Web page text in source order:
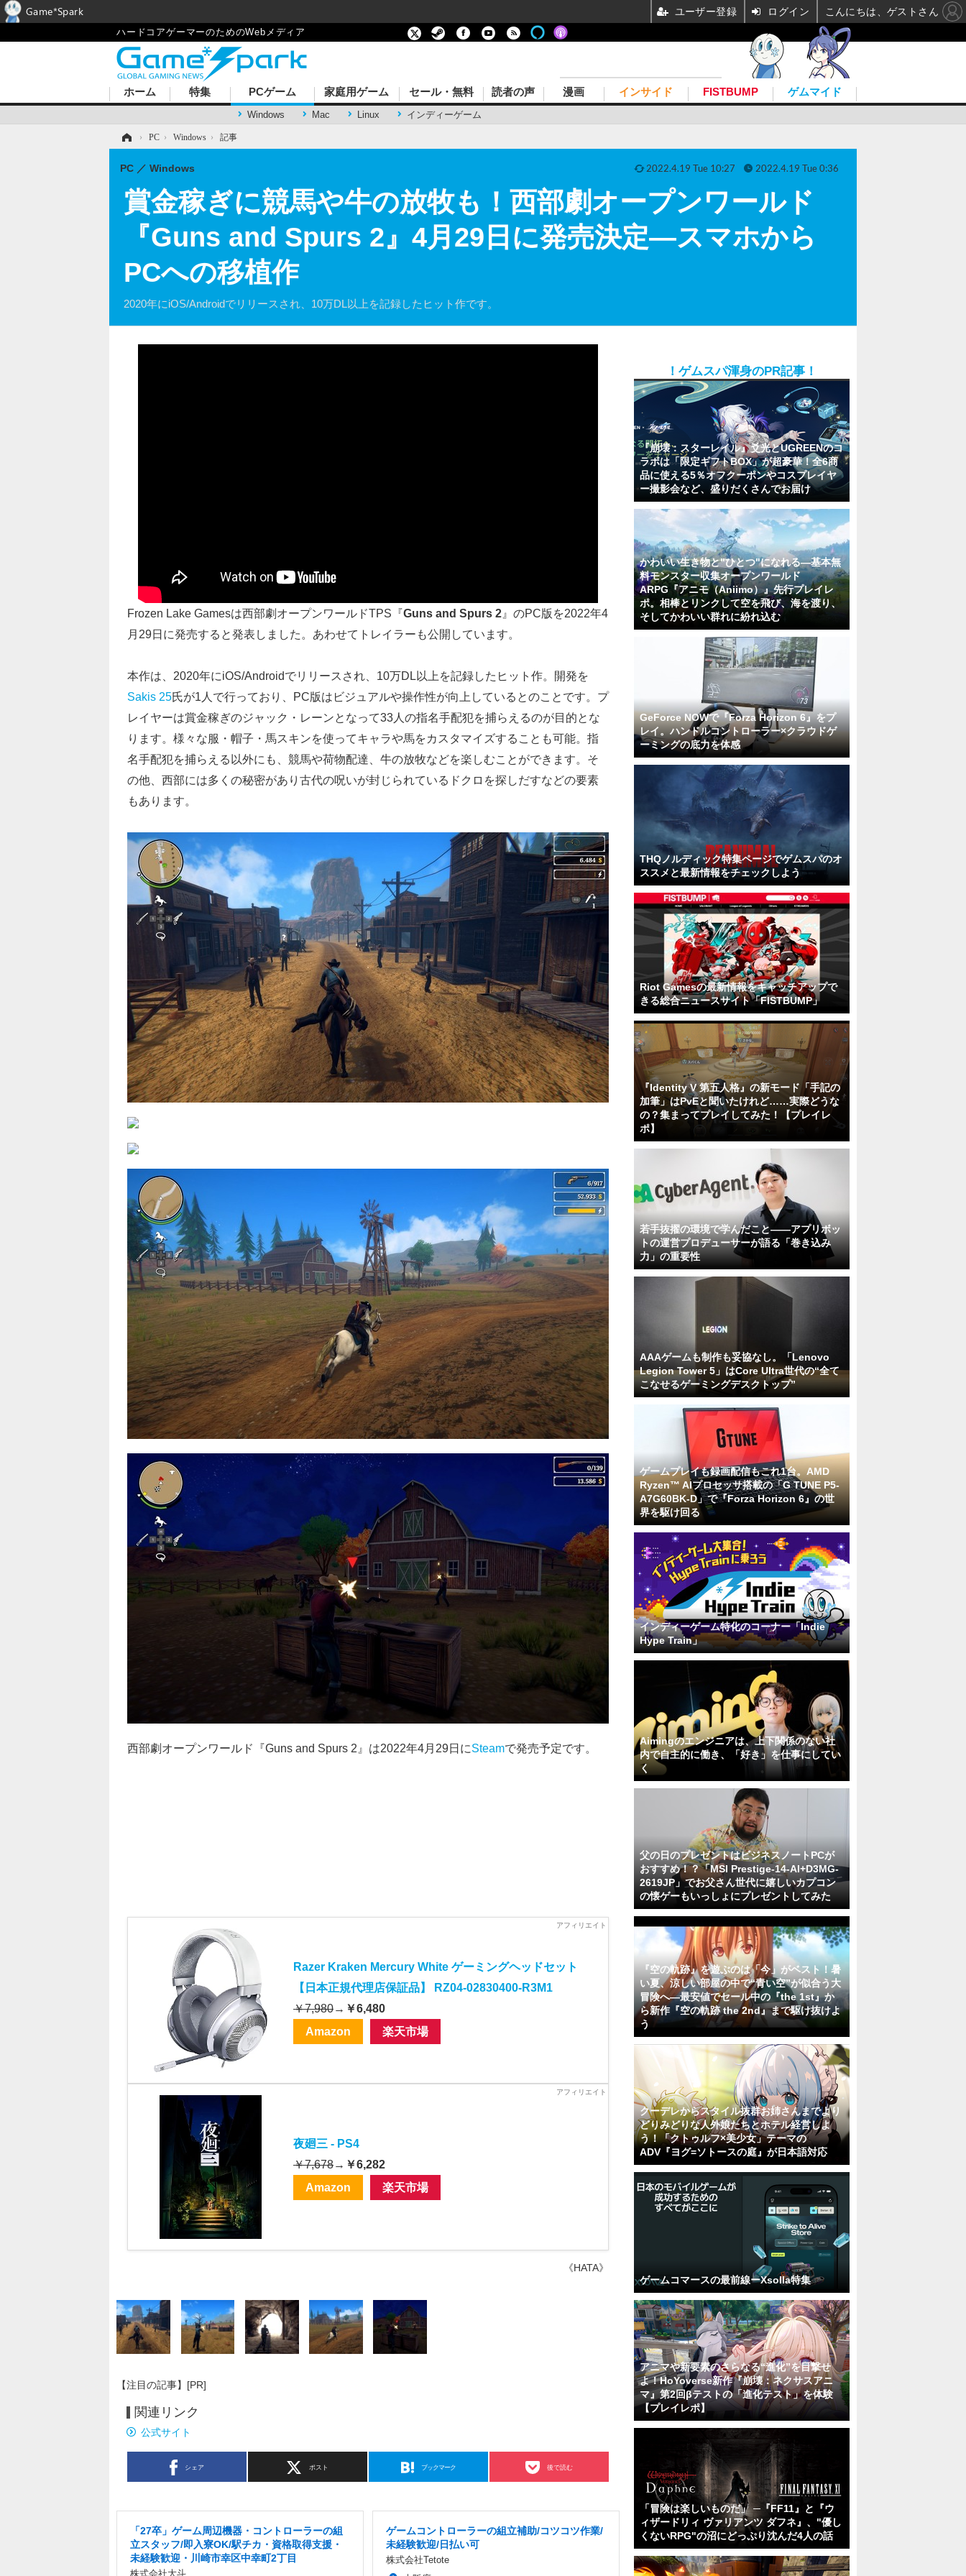
ハードコアゲーマーのためのWebメディア
ホーム 特集 PCゲーム
Windows Mac Linux インディーゲーム
家庭用ゲーム セール・無料 読者の声 漫画 インサイド FISTBUMP ゲムマイド
› PC › Windows › 記事
賞金稼ぎに競馬や牛の放牧も！西部劇オープンワールド
『Guns and Spurs 2』4月29日に発売決定―スマホから
PCへの移植作
2020年にiOS/Androidでリリースされ、10万DL以上を記録したヒット作です。
PC Windows 2022.4.19 Tue 10:27 2022.4.19 Tue 0:36
Frozen Lake Gamesは西部劇オープンワールドTPS『Guns and Spurs 2 』のPC版を2022年4
月29日に発売すると発表しました。あわせてトレイラーも公開しています。
本作は、2020年にiOS/Androidでリリースされ、10万DL以上を記録したヒット作。開発を
Sakis 25氏が1人で行っており、PC版はビジュアルや操作性が向上しているとのことです。プ
レイヤーは賞金稼ぎのジャック・レーンとなって33人の指名手配犯を捕らえるのが目的とな
ります。様々な服・帽子・馬スキンを使ってキャラや馬をカスタマイズすることも可能。指
名手配犯を捕らえる以外にも、競馬や荷物配達、牛の放牧などを楽しむことができます。そ
の他、西部には多くの秘密があり古代の呪いが封じられているドクロを探しだすなどの要素
もあります。
西部劇オープンワールド『Guns and Spurs 2』は2022年4月29日にSteamで発売予定です。
Razer Kraken Mercury White ゲーミングヘッドセット
【日本正規代理店保証品】 RZ04-02830400-R3M1
￥7,980→ ￥6,480
Amazon
楽天市場
夜廻三 - PS4
￥7,678→ ￥6,282
Amazon
楽天市場
《HATA》
【注目の記事】[PR]
関連リンク
公式サイト
シェア ポスト ブックマーク 後で読む
「27卒」ゲーム周辺機器・コントローラーの組
立スタッフ/即入寮OK/駅チカ・資格取得支援・
未経験歓迎・川崎市幸区中幸町2丁目
株式会社大斗
ゲームコントローラーの組立補助/コツコツ作業/
未経験歓迎/日払い可
株式会社Tetote
！ゲムスパ渾身のPR記事！
『崩壊：スターレイル』爻光とUGREENのコ
ラボは「限定ギフトBOX」が超豪華！全6商
品に使える5％オフクーポンやコスプレイヤ
ー撮影会など、盛りだくさんでお届け
かわいい生き物と"ひとつ"になれる―基本無
料モンスター収集オープンワールド
ARPG『アニモ（Aniimo）』先行プレイレ
ポ。相棒とリンクして空を飛び、海を渡り、
そしてかわいい群れに紛れ込む
GeForce NOWで『Forza Horizon 6』をプ
レイ。ハンドルコントローラー×クラウドゲ
ーミングの底力を体感
THQノルディック特集ページでゲムスパのオ
ススメと最新情報をチェックしよう
Riot Gamesの最新情報をキャッチアップで
きる総合ニュースサイト「FISTBUMP」
『Identity V 第五人格』の新モード「手記の
加筆」はPvEと聞いたけれど……実際どうな
の？集まってプレイしてみた！【プレイレ
ポ】
若手抜擢の環境で学んだこと――アプリボッ
トの運営プロデューサーが語る「巻き込み
力」の重要性
AAAゲームも制作も妥協なし。「Lenovo
Legion Tower 5」はCore Ultra世代の“全て
こなせるゲーミングデスクトップ”
ゲームプレイも録画配信もこれ1台。AMD
Ryzen™ AIプロセッサ搭載の「G TUNE P5-
A7G60BK-D」で『Forza Horizon 6』の世
界を駆け回る
インディーゲーム特化のコーナー「Indie
Hype Train」
Aimingのエンジニアは、上下関係のない社
内で自主的に働き、「好き」を仕事にしてい
く
父の日のプレゼントはビジネスノートPCが
おすすめ！？「MSI Prestige-14-AI+D3MG-
2619JP」でお父さん世代に嬉しいカプコン
の懐ゲーもいっしょにプレゼントしてみた
『空の軌跡』を遊ぶのは「今」がベスト！暑
い夏、涼しい部屋の中で“青い空”が似合う大
冒険へ―最安値でセール中の『the 1st』か
ら新作『空の軌跡 the 2nd』まで駆け抜けよ
う
クーデレからスタイル抜群お姉さんまでより
どりみどりな人外娘たちとホテル経営しよ
う！「クトゥルフ×美少女」テーマの
ADV『ヨグ=ソトースの庭』が日本語対応
ゲームコマースの最前線ーXsolla特集
アニマや新要素のさらなる“進化”を目撃せ
よ！HoYoverse新作『崩壊：ネクサスアニ
マ』第2回βテストの「進化テスト」を体験
【プレイレポ】
「冒険は楽しいものだ」 ─『FF11』と『ウ
ィザードリィ ヴァリアンツ ダフネ』、"優し
くないRPG"の沼にどっぷり沈んだ4人の話
Game*Spark ユーザー登録 ログイン こんにちは、ゲストさん